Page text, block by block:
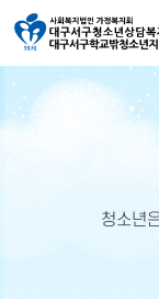
청소년